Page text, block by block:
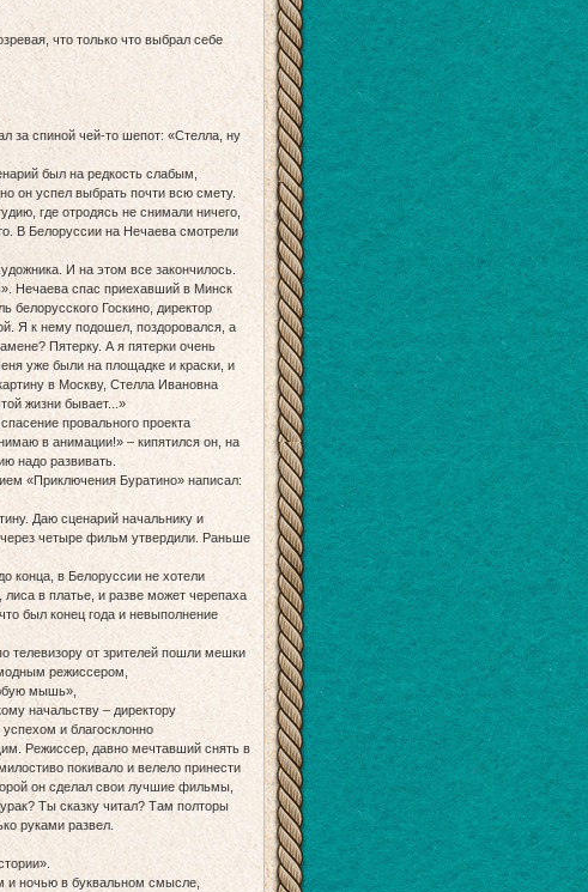
что только что выбрал себе
за спиной чей-то шепот: «Стелла, ну
был на редкость слабым,
он успел выбрать почти всю смету.
где отродясь не снимали ничего,
В Белоруссии на Нечаева смотрели
И на этом все закончилось.
Нечаева спас приехавший в Минск
белорусского Госкино, директор
Я к нему подошел, поздоровался, а
Пятерку. А я пятерки очень
уже были на площадке и краски, и
в Москву, Стелла Ивановна
жизни бывает...»
провального проекта
в анимации!» – кипятился он, на
надо развивать.
«Приключения Буратино» написал:
Даю сценарий начальнику и
четыре фильм утвердили. Раньше
конца, в Белоруссии не хотели
в платье, и разве может черепаха
был конец года и невыполнение
телевизору от зрителей пошли мешки
режиссером,
мышь»,
начальству – директору
и благосклонно
Режиссер, давно мечтавший снять в
покивало и велело принести
он сделал свои лучшие фильмы,
Ты сказку читал? Там полторы
руками развел.
и ночью в буквальном смысле,